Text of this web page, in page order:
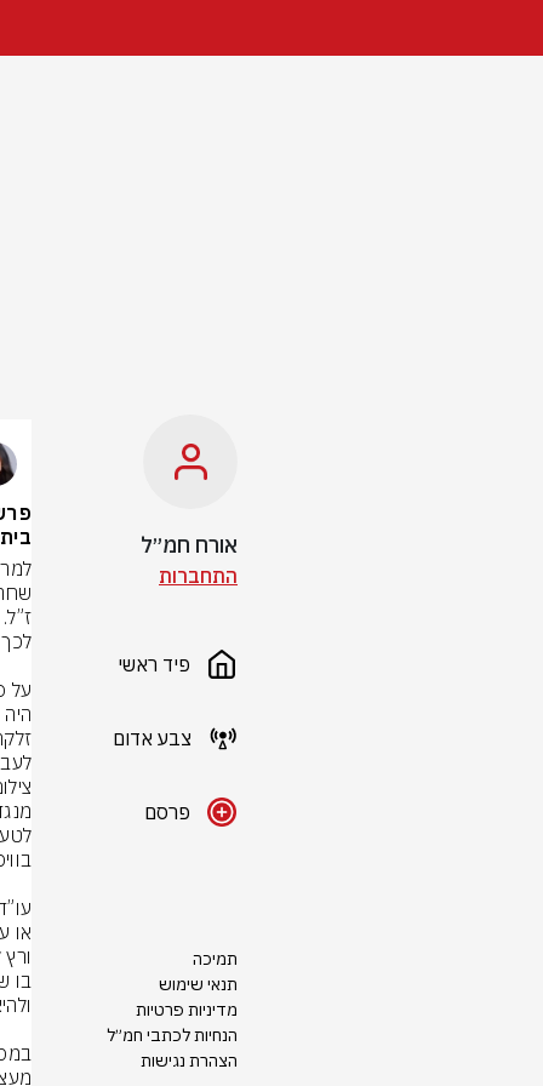
אורח חמ״ל
התחברות
פיד ראשי
צבע אדום
פרסם
תמיכה
תנאי שימוש
מדיניות פרטיות
הנחיות לכתבי חמ״ל
הצהרת נגישות
בית